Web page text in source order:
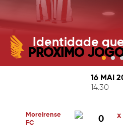
Identidade
PRÓXIMO
16 MAI
14:30
Moreirense
FC
0 x